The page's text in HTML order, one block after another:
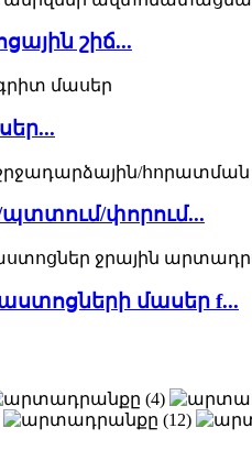
շիճ...
պտտում/փորում...
մասեր f...